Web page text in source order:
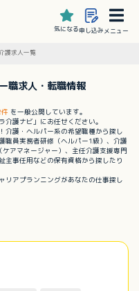
気になる申し込みメニュー
護求人一覧
職求人・転職情報
を一般公開しています。
護ナビ」にお任せください。
介護・ヘルパー系の希望職種から探し
職員実務者研修（ヘルパー1級）、介護
アマネージャー）、主任介護支援専門
主事任用などの保有資格から探したり
リアプランニングがあなたの仕事探し